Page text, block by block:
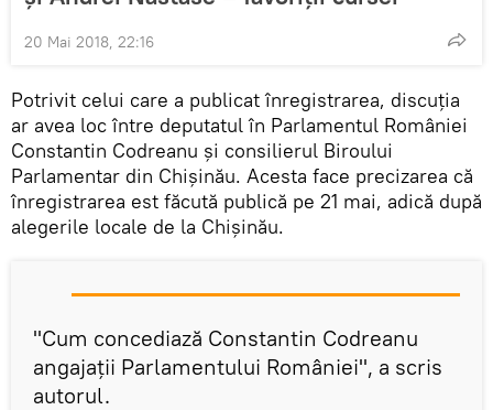
20 Mai 2018, 22:16
Potrivit celui care a publicat înregistrarea, discuția
ar avea loc între deputatul în Parlamentul României
Constantin Codreanu și consilierul Biroului
Parlamentar din Chișinău. Acesta face precizarea că
înregistrarea est făcută publică pe 21 mai, adică după
alegerile locale de la Chișinău.
"Cum concediază Constantin Codreanu
angajații Parlamentului României", a scris
autorul.